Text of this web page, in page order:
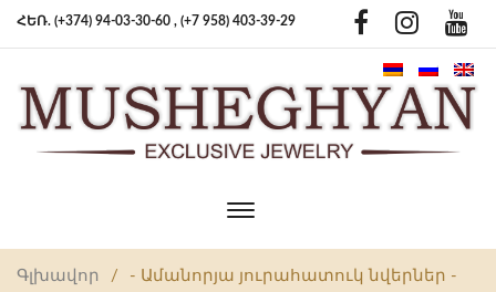
ՀԵՌ. (+374) 94-03-30-60 , (+7 958) 403-39-29
Toggle
Գլխավոր /
- Ամանորյա յուրահատուկ նվերներ -